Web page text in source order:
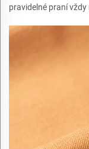
pravidelné praní vždy